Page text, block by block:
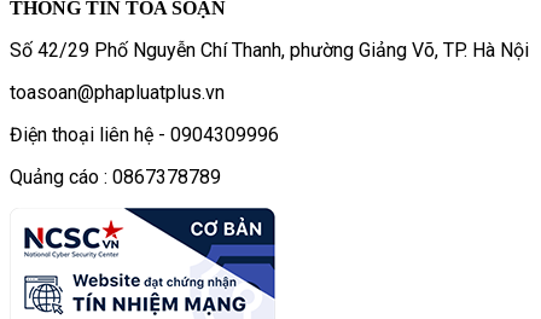
THÔNG TIN TÒA SOẠN
Số 42/29 Phố Nguyễn Chí Thanh, phường Giảng Võ, TP. Hà Nội
toasoan@phapluatplus.vn
Điện thoại liên hệ - 0904309996
Quảng cáo : 0867378789